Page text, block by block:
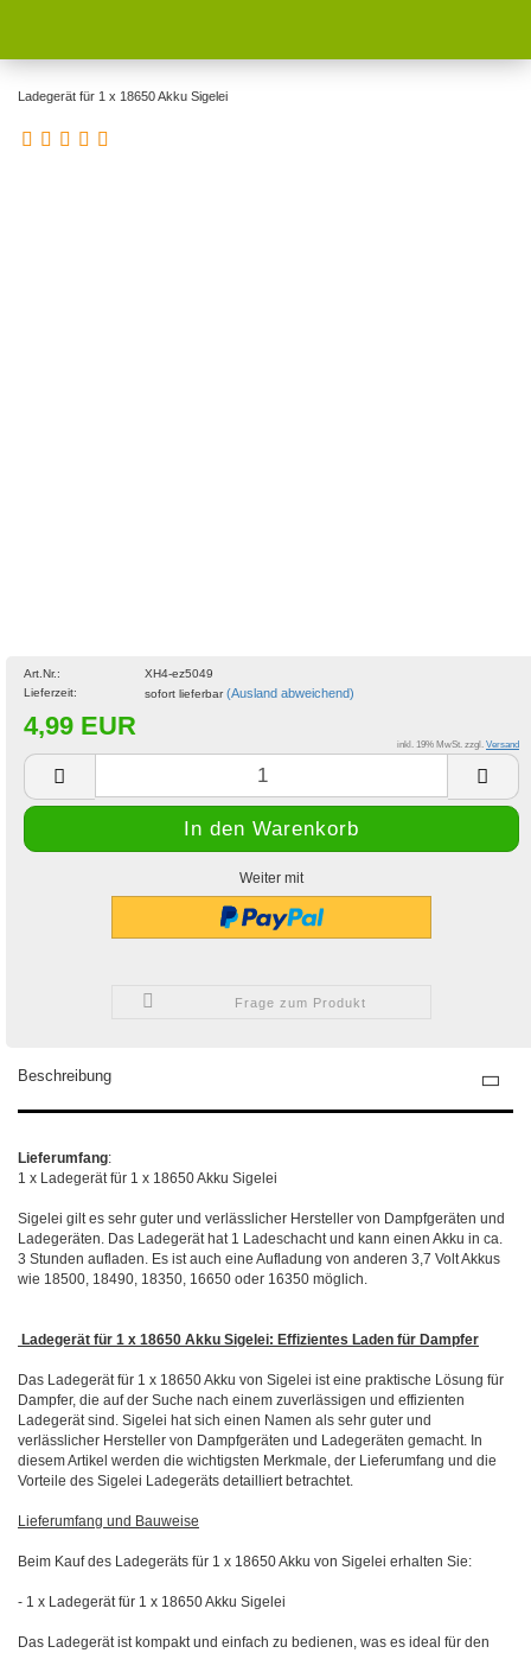
Ladegerät für 1 x 18650 Akku Sigelei
Art.Nr.:
XH4-ez5049
Lieferzeit:
sofort lieferbar(Ausland abweichend)
4,99 EUR
inkl. 19% MwSt. zzgl. Versand
Weiter mit
Frage zum Produkt
Beschreibung
Lieferumfang:
1 x Ladegerät für 1 x 18650 Akku Sigelei
Sigelei gilt es sehr guter und verlässlicher Hersteller von Dampfgeräten und
Ladegeräten. Das Ladegerät hat 1 Ladeschacht und kann einen Akku in ca.
3 Stunden aufladen. Es ist auch eine Aufladung von anderen 3,7 Volt Akkus
wie 18500, 18490, 18350, 16650 oder 16350 möglich.
Ladegerät für 1 x 18650 Akku Sigelei: Effizientes Laden für Dampfer
Das Ladegerät für 1 x 18650 Akku von Sigelei ist eine praktische Lösung für
Dampfer, die auf der Suche nach einem zuverlässigen und effizienten
Ladegerät sind. Sigelei hat sich einen Namen als sehr guter und
verlässlicher Hersteller von Dampfgeräten und Ladegeräten gemacht. In
diesem Artikel werden die wichtigsten Merkmale, der Lieferumfang und die
Vorteile des Sigelei Ladegeräts detailliert betrachtet.
Lieferumfang und Bauweise
Beim Kauf des Ladegeräts für 1 x 18650 Akku von Sigelei erhalten Sie:
- 1 x Ladegerät für 1 x 18650 Akku Sigelei
Das Ladegerät ist kompakt und einfach zu bedienen, was es ideal für den